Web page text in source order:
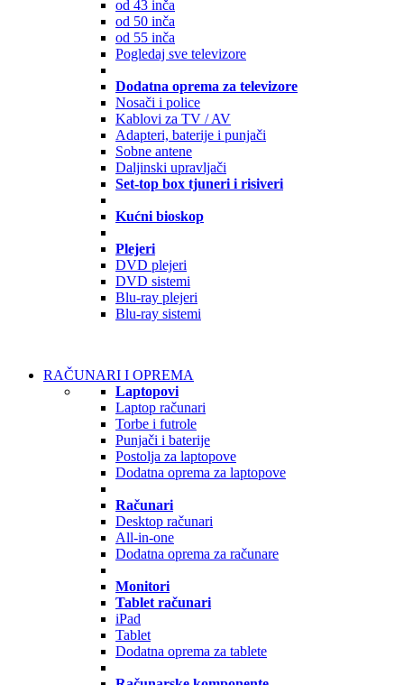
od 43 inča
od 50 inča
od 55 inča
Pogledaj sve televizore
Dodatna oprema za televizore
Nosači i police
Kablovi za TV / AV
Adapteri, baterije i punjači
Sobne antene
Daljinski upravljači
Set-top box tjuneri i risiveri
Kućni bioskop
Plejeri
DVD plejeri
DVD sistemi
Blu-ray plejeri
Blu-ray sistemi
RAČUNARI I OPREMA
Laptopovi
Laptop računari
Torbe i futrole
Punjači i baterije
Postolja za laptopove
Dodatna oprema za laptopove
Računari
Desktop računari
All-in-one
Dodatna oprema za računare
Monitori
Tablet računari
iPad
Tablet
Dodatna oprema za tablete